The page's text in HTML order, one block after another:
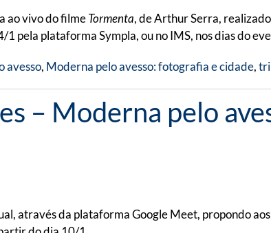
ao vivo do filmeTormenta, de Arthur Serra,
pela plataforma Sympla, ou no IMS, nos dias do
avesso, Moderna pelo avesso: fotografia e cidade,
– Moderna pelo
através da plataforma Google Meet, propondo